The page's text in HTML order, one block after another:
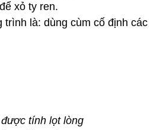
xỏ ty ren.
trình là: dùng cùm cố định các
tính lọt lòng